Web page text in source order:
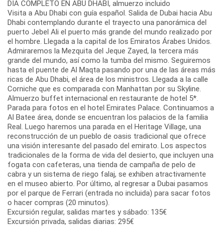
DIA COMPLETO EN ABU DHABI, almuerzo incluido
Visita a Abu Dhabi con guía español. Salida de Dubai hacia Abu
Dhabi contemplando durante el trayecto una panorámica del
puerto Jebel Ali el puerto más grande del mundo realizado por
el hombre. Llegada a la capital de los Emiratos Árabes Unidos.
Admiraremos la Mezquita del Jeque Zayed, la tercera más
grande del mundo, así como la tumba del mismo. Seguiremos
hasta el puente de Al Maqta pasando por una de las áreas más
ricas de Abu Dhabi, el área de los ministros. Llegada a la calle
Corniche que es comparada con Manhattan por su Skyline.
Almuerzo buffet internacional en restaurante de hotel 5*.
Parada para fotos en el hotel Emirates Palace. Continuamos a
Al Batee área, donde se encuentran los palacios de la familia
Real. Luego haremos una parada en el Heritage Village, una
reconstrucción de un pueblo de oasis tradicional que ofrece
una visión interesante del pasado del emirato. Los aspectos
tradicionales de la forma de vida del desierto, que incluyen una
fogata con cafeteras, una tienda de campaña de pelo de
cabra y un sistema de riego falaj, se exhiben atractivamente
en el museo abierto. Por último, al regresar a Dubai pasamos
por el parque de Ferrari (entrada no incluida) para sacar fotos
o hacer compras (20 minutos).
Excursión regular, salidas martes y sábado: 135€
Excursión privada, salidas diarias: 295€